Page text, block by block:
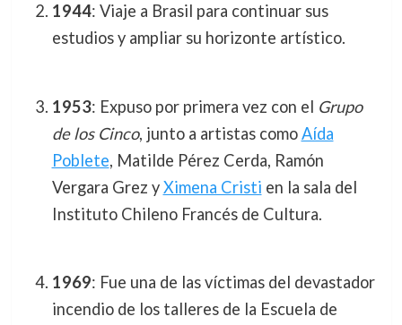
1944: Viaje a Brasil para continuar sus
estudios y ampliar su horizonte artístico.
1953: Expuso por primera vez con el Grupo
de los Cinco, junto a artistas comoAída
Poblete, Matilde Pérez Cerda, Ramón
Vergara Grez yXimena Cristi en la sala del
Instituto Chileno Francés de Cultura.
1969: Fue una de las víctimas del devastador
incendio de los talleres de la Escuela de